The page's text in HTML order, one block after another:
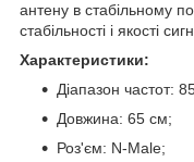
антену в стабільному
стабільності і якості
Характеристики:
Діапазон частот:
Довжина: 65 см;
Роз'єм: N-Male;